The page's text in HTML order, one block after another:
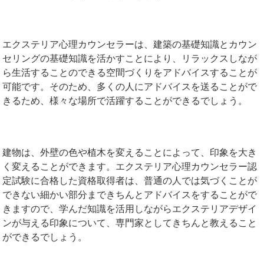
エクステリア心理カウンセラーは、建築の基礎知識とカウン
セリングの基礎知識を活かすことにより、リラックスしなが
ら生活することのできる空間づくりをアドバイスすることが
可能です。そのため、多くの人にアドバイスを送ることがで
きるため、様々な場所で活躍することができるでしょう。
建物は、外壁の色や植木を変えることによって、印象を大き
く変えることができます。エクステリア心理カウンセラー認
定試験に合格した資格取得者は、普通の人では気づくことが
できない細かい部分まできちんとアドバイスをすることがで
きますので、学んだ知識を活用しながらエクステリアデザイ
ンが与える印象について、専門家としてきちんと教えること
ができるでしょう。